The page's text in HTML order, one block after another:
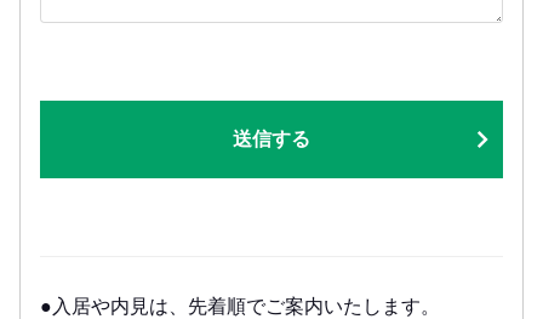
送信する
●入居や内見は、先着順でご案内いたします。